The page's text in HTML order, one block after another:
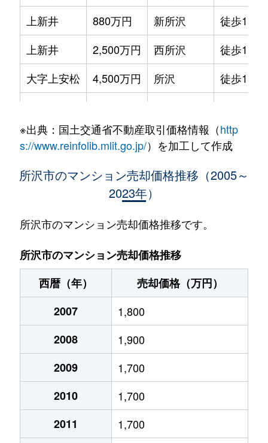
上新井
880万円 新所沢
徒歩15分
上新井
2,500万円 西所沢
徒歩11分
大字上安松
4,500万円 所沢
徒歩15分
大字上山口
800万円 西武球場前
徒歩4分
4,000万円
大字北秋津
4,400万円 所沢
大字北秋津
4,200万円 所沢
北所沢町
新所沢
北原町
1,200万円
北有楽町
3,000万円
けやき台
2,900万円
けやき台
1,700万円
けやき台
3,100万円
※出典：国土交通省不動産取引価格情報（http
s://www.reinfolib.mlit.go.jp/）を加工して作成
所沢市のマンション売却価格推移（2005～
2023年）
所沢市のマンション売却価格推移です。
所沢市のマンション売却価格推移
西暦（年）
売却価格（万円）
2007
1,800
2008
1,900
2009
1,700
2010
1,700
2011
1,700